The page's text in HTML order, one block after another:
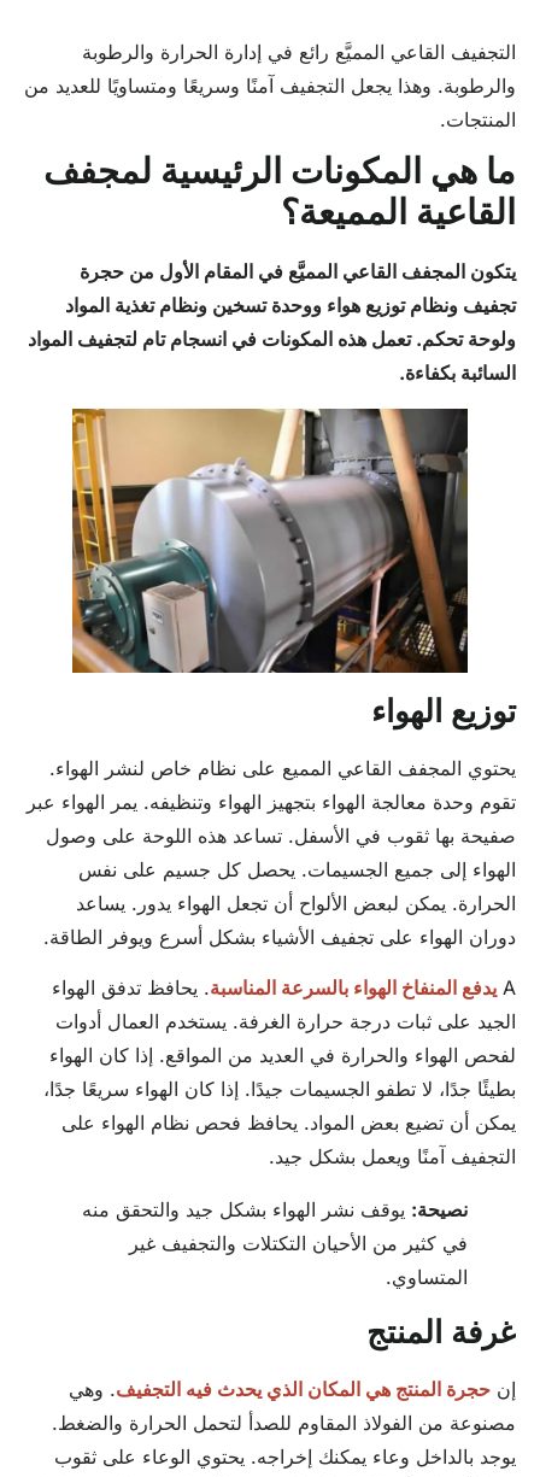
التجفيف القاعي المميَّع رائع في إدارة الحرارة والرطوبة
والرطوبة. وهذا يجعل التجفيف آمنًا وسريعًا ومتساويًا للعديد من
المنتجات.
ما هي المكونات الرئيسية لمجفف
القاعية المميعة؟
يتكون المجفف القاعي المميَّع في المقام الأول من حجرة
تجفيف ونظام توزيع هواء ووحدة تسخين ونظام تغذية المواد
ولوحة تحكم. تعمل هذه المكونات في انسجام تام لتجفيف المواد
السائبة بكفاءة.
توزيع الهواء
يحتوي المجفف القاعي المميع على نظام خاص لنشر الهواء.
تقوم وحدة معالجة الهواء بتجهيز الهواء وتنظيفه. يمر الهواء عبر
صفيحة بها ثقوب في الأسفل. تساعد هذه اللوحة على وصول
الهواء إلى جميع الجسيمات. يحصل كل جسيم على نفس
الحرارة. يمكن لبعض الألواح أن تجعل الهواء يدور. يساعد
دوران الهواء على تجفيف الأشياء بشكل أسرع ويوفر الطاقة.
A يدفع المنفاخ الهواء بالسرعة المناسبة. يحافظ تدفق الهواء
الجيد على ثبات درجة حرارة الغرفة. يستخدم العمال أدوات
لفحص الهواء والحرارة في العديد من المواقع. إذا كان الهواء
بطيئًا جدًا، لا تطفو الجسيمات جيدًا. إذا كان الهواء سريعًا جدًا،
يمكن أن تضيع بعض المواد. يحافظ فحص نظام الهواء على
التجفيف آمنًا ويعمل بشكل جيد.
نصيحة: يوقف نشر الهواء بشكل جيد والتحقق منه
في كثير من الأحيان التكتلات والتجفيف غير
المتساوي.
غرفة المنتج
إن حجرة المنتج هي المكان الذي يحدث فيه التجفيف. وهي
مصنوعة من الفولاذ المقاوم للصدأ لتحمل الحرارة والضغط.
يوجد بالداخل وعاء يمكنك إخراجه. يحتوي الوعاء على ثقوب